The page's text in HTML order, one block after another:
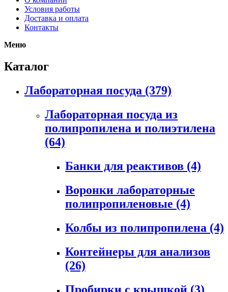
Условия работы
Доставка и оплата
Контакты
Меню
Каталог
Лабораторная посуда (379)
Лабораторная посуда из
полипропилена и полиэтилена
(64)
Банки для реактивов (4)
Воронки лабораторные
полипропиленовые (4)
Колбы из полипропилена (4)
Контейнеры для анализов
(26)
Пробирки с крышкой (3)